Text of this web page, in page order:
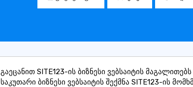
გაეცანით SITE123-ის ბიზნესი ვებსაიტის
საკუთარი ბიზნესი ვებსაიტის შექმნა SITE123-ის